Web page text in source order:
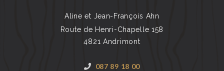
Aline et Jean-François Ahn
Route de Henri-Chapelle 158
4821 Andrimont
087 89 18 00